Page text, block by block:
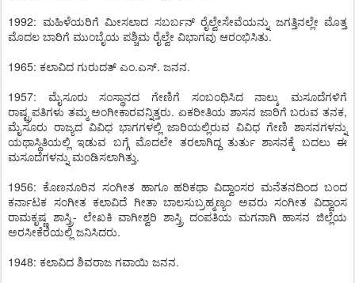
1992: ಮಹಿಳೆಯರಿಗೆ ಮೀಸಲಾದ ಸಬರ್ಬನ್ ರೈಲ್ವೇಸೇವೆಯನ್ನು ಜಗತ್ತಿನಲ್ಲೇ ಮೊತ್ತ
ಮೊದಲ ಬಾರಿಗೆ ಮುಂಬೈಯ ಪಶ್ಚಿಮ ರೈಲ್ವೇ ವಿಭಾಗವು ಆರಂಭಿಸಿತು.
1965: ಕಲಾವಿದ ಗುರುದತ್ ಎಂ.ಎಸ್. ಜನನ.
1957: ಮೈಸೂರು ಸಂಸ್ಥಾನದ ಗೇಣಿಗೆ ಸಂಬಂಧಿಸಿದ ನಾಲ್ಕು ಮಸೂದೆಗಳಿಗೆ
ರಾಷ್ಟ್ರಪತಿಗಳು ತಮ್ಮ ಅಂಗೀಕಾರವನ್ನಿತ್ತರು. ಏಕರೀತಿಯ ಶಾಸನ ಜಾರಿಗೆ ಬರುವ ತನಕ,
ಮೈಸೂರು ರಾಜ್ಯದ ವಿವಿಧ ಭಾಗಗಳಲ್ಲಿ ಜಾರಿಯಲ್ಲಿರುವ ವಿವಿಧ ಗೇಣಿ ಶಾಸನಗಳನ್ನು
ಯಥಾಸ್ಥಿತಿಯಲ್ಲಿ ಇಡುವ ಬಗ್ಗೆ ಮೊದಲೇ ತರಲಾಗಿದ್ದ ತುರ್ತು ಶಾಸನಕ್ಕೆ ಬದಲು ಈ
ಮಸೂದೆಗಳನ್ನು ಮಂಡಿಸಲಾಗಿತ್ತು.
1956: ಕೊಣನೂರಿನ ಸಂಗೀತ ಹಾಗೂ ಹರಿಕಥಾ ವಿದ್ವಾಂಸರ ಮನೆತನದಿಂದ ಬಂದ
ಕರ್ನಾಟಕ ಸಂಗೀತ ಕಲಾವಿದೆ ಗೀತಾ ಬಾಲಸುಬ್ರಹ್ಮಣ್ಯಂ ಅವರು ಸಂಗೀತ ವಿದ್ವಾಂಸ
ರಾಮಕೃಷ್ಣ ಶಾಸ್ತ್ರಿ- ಲೇಖಕಿ ವಾಗೀಶ್ವರಿ ಶಾಸ್ತ್ರಿ ದಂಪತಿಯ ಮಗನಾಗಿ ಹಾಸನ ಜಿಲ್ಲೆಯ
ಅರಸೀಕೆರೆಯಲ್ಲಿ ಜನಿಸಿದರು.
1948: ಕಲಾವಿದ ಶಿವರಾಜ ಗವಾಯಿ ಜನನ.